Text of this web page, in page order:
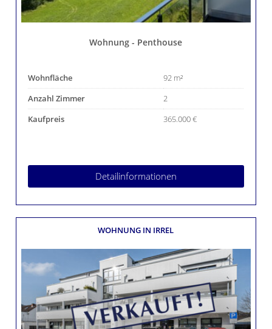
Wohnung - Penthouse
Wohnfläche
92 m²
Anzahl Zimmer
2
Kaufpreis
365.000 €
Detailinformationen
WOHNUNG IN IRREL